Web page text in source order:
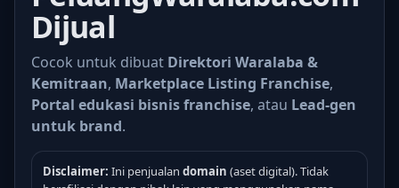
Dijual
Cocok untuk dibuat Direktori Waralaba &
Kemitraan, Marketplace Listing Franchise,
Portal edukasi bisnis franchise, atau Lead-gen
untuk brand.
Disclaimer: Ini penjualan domain (aset digital). Tidak